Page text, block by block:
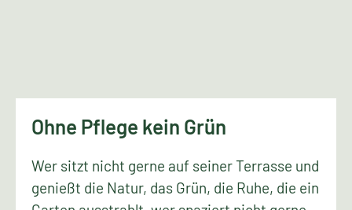
Ohne Pflege kein Grün
Wer sitzt nicht gerne auf seiner Terrasse und
genießt die Natur, das Grün, die Ruhe, die ein